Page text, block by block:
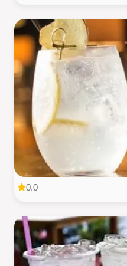
0.0